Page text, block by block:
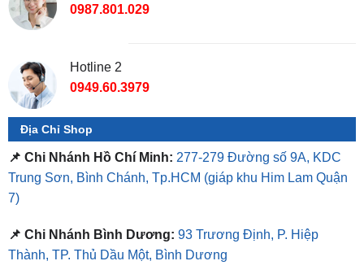
Địa Chỉ Shop
📌 Chi Nhánh Hồ Chí Minh: 277-279 Đường số 9A, KDC
Trung Sơn, Bình Chánh, Tp.HCM
7)
📌 Chi Nhánh Bình Dương:
⏰ Mở Cửa 08h - 18h